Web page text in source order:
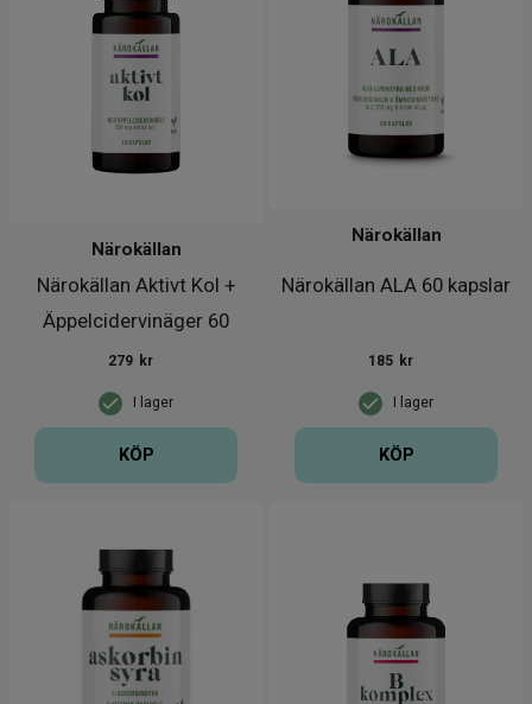
Närokällan Aktivt Kol +
Äppelcidervinäger 60
kapsl
Närokällan
I lager
279 kr
KÖP
Närokällan ALA 60 kapslar
Närokällan
I lager
185 kr
KÖP